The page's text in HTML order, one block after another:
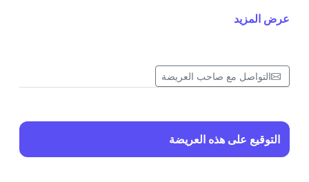
instead of French one, as did many countries such
teach the English subject in primary school in
Tunisian. This is in light of our readiness to teach
to learn English on its basics; correct grammatical
عرض المزيد
التواصل مع صاحب العريضة
التوقيع على هذه العريضة